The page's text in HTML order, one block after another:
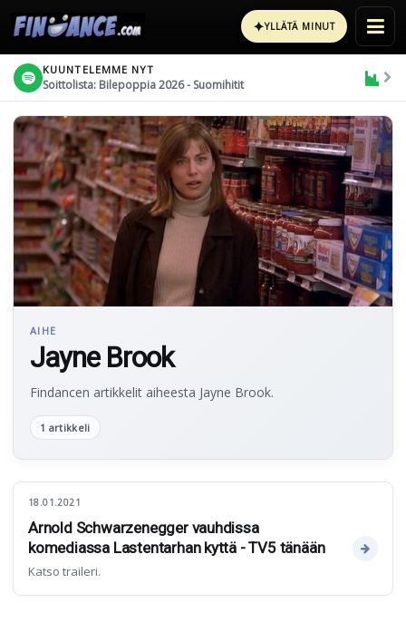
✦YLLÄTÄ MINUT
KUUNTELEMME NYT
Soittolista: Bilepoppia 2026 - Suomihitit
AIHE
Jayne Brook
Findancen artikkelit aiheesta Jayne Brook.
1 artikkeli
18.01.2021
Arnold Schwarzenegger vauhdissa
komediassa Lastentarhan kyttä - TV5 tänään
Katso traileri.